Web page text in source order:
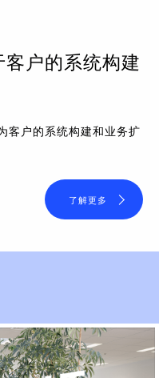
户的系统构建
客户的系统构建和业务扩
了解更多